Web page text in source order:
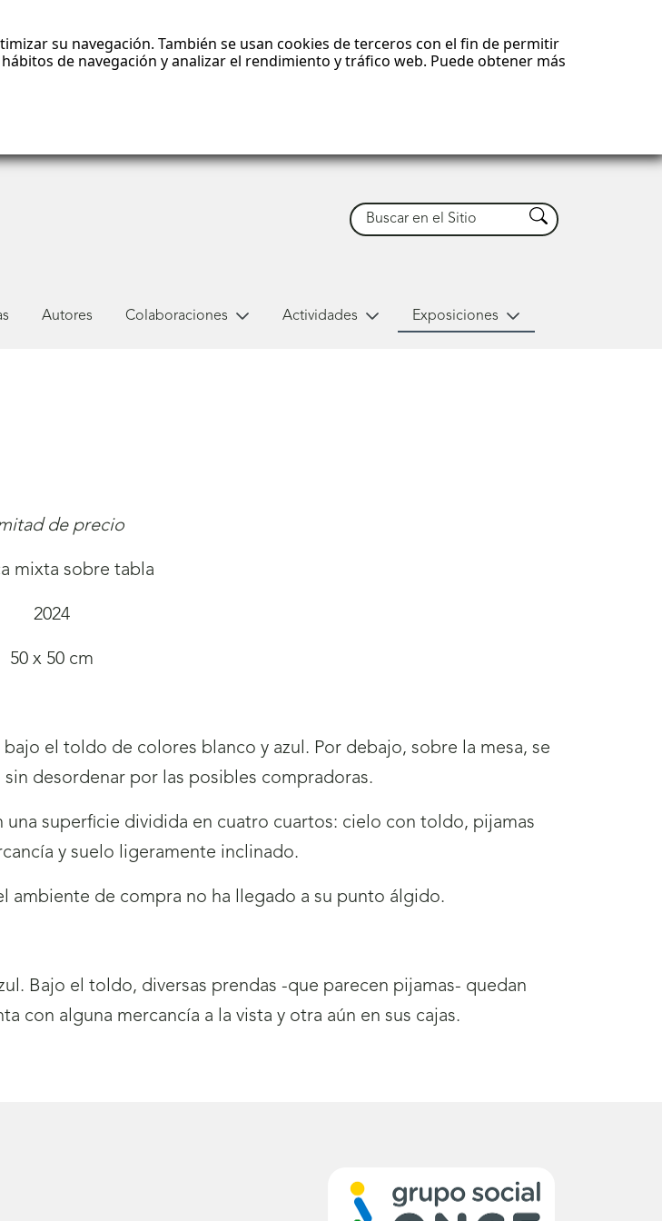
su navegación. También se usan cookies de terceros con el fin de permitir
de navegación y analizar el rendimiento y tráfico web. Puede obtener más
Buscar Buscar
Autores Colaboraciones Actividades Exposiciones
de precio
mixta sobre tabla
2024
50 x 50 cm
el toldo de colores blanco y azul. Por debajo, sobre la mesa, se
desordenar por las posibles compradoras.
superficie dividida en cuatro cuartos: cielo con toldo, pijamas
y suelo ligeramente inclinado.
ambiente de compra no ha llegado a su punto álgido.
Bajo el toldo, diversas prendas -que parecen pijamas- quedan
con alguna mercancía a la vista y otra aún en sus cajas.